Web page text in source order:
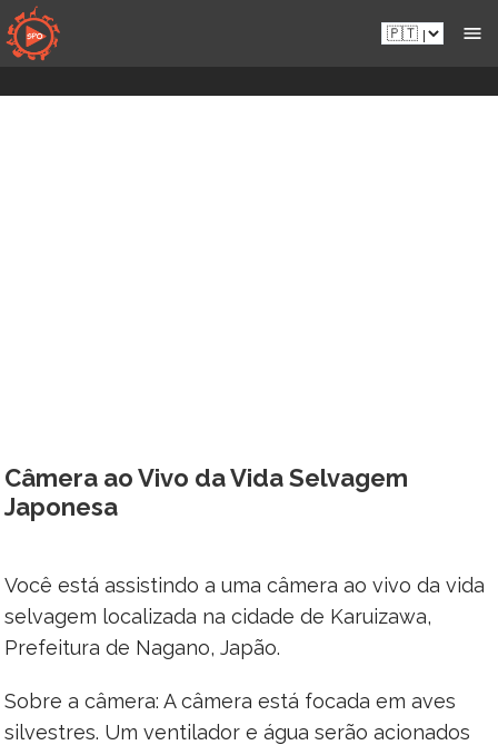
Aceder
diretamente
ao
conteúdo
Pt.sportsmansparadiseonline.com
Câmera ao Vivo da Vida Selvagem
Japonesa
Você está assistindo a uma câmera ao vivo da vida
selvagem localizada na cidade de Karuizawa,
Prefeitura de Nagano, Japão.
Sobre a câmera: A câmera está focada em aves
silvestres. Um ventilador e água serão acionados